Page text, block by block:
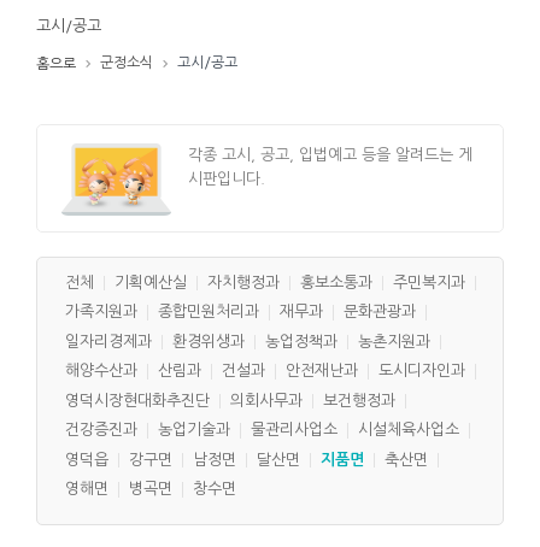
고시/공고
홈으로 군정소식 고시/공고
각종 고시, 공고, 입법예고 등을 알려드는 게
시판입니다.
전체 기획예산실 자치행정과 홍보소통과
주민복지과
가족지원과
종합민원처리과 재무과
문화관광과
일자리경제과
환경위생과 농업정책과
농촌지원과
해양수산과
산림과 건설과 안전재난과
도시디자인과
영덕시장현대화추진단
의회사무과
보건행정과
건강증진과
농업기술과 물관리사업소
시설체육사업소
영덕읍
강구면 남정면 달산면 지품면
축산면
영해면
병곡면 창수면